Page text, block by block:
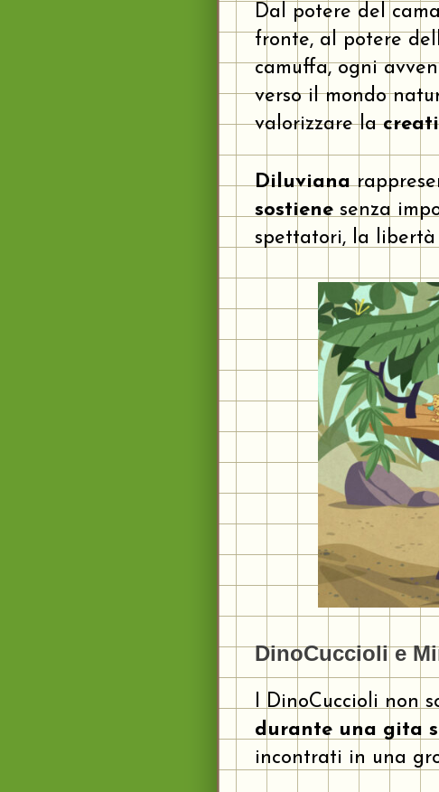
Dal potere del
fronte, al potere
camuffa, ogni
verso il mondo
valorizzare la
Diluviana
sostiene senza
spettatori, la libertà
DinoCuccioli e
I DinoCuccioli non
durante una gita
incontrati in una